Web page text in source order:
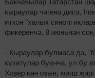
Бакчачылар Татарстан
кыраулар чигенә дисә,
иткән "халык
фикеренчә, 8 июньнән
- Кыраулар булмаса да,
күзәтүләр буенча, ул бу
Хәзер көн озын, кояш